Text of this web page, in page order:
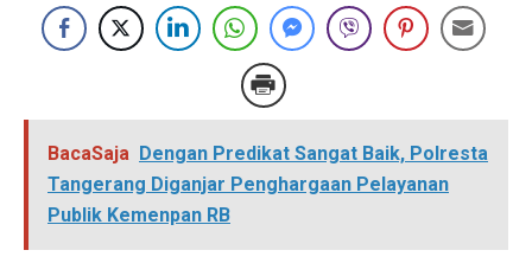
BacaSaja Dengan Predikat Sangat Baik, Polresta
Tangerang Diganjar Penghargaan Pelayanan
Publik Kemenpan RB